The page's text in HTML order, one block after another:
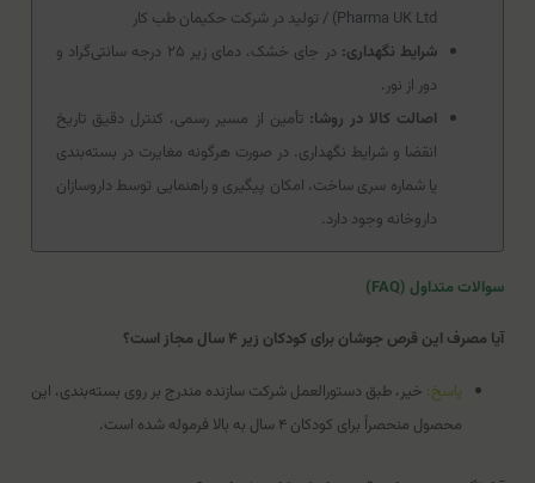
Pharma UK Ltd) / تولید در شرکت حکیمان طب کار
شرایط نگهداری:
در جای خشک، دمای زیر ۲۵ درجه سانتی‌گراد و
دور از نور.
اصالت کالا در روشا: تأمین از مسیر رسمی، کنترل دقیق تاریخ
انقضا و شرایط نگهداری. در صورت هرگونه مغایرت در بسته‌بندی
یا شماره سری ساخت، امکان پیگیری و راهنمایی توسط داروسازان
داروخانه وجود دارد.
سوالات متداول (FAQ)
آیا مصرف این قرص جوشان برای کودکان زیر ۴ سال مجاز است؟
پاسخ: خیر، طبق دستورالعمل شرکت سازنده مندرج بر روی بسته‌بندی، این
محصول منحصراً برای کودکان ۴ سال به بالا فرموله شده است.